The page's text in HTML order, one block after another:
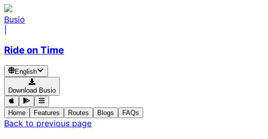
Busio
Ride on Time
English
Download Busio
Home Features Routes Blogs FAQs
Back to previous page